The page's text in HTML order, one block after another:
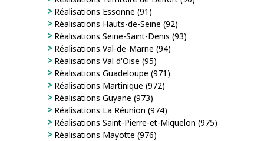
Réalisations Essonne (91)
Réalisations Hauts-de-Seine (92)
Réalisations Seine-Saint-Denis (93)
Réalisations Val-de-Marne (94)
Réalisations Val d'Oise (95)
Réalisations Guadeloupe (971)
Réalisations Martinique (972)
Réalisations Guyane (973)
Réalisations La Réunion (974)
Réalisations Saint-Pierre-et-Miquelon (975)
Réalisations Mayotte (976)